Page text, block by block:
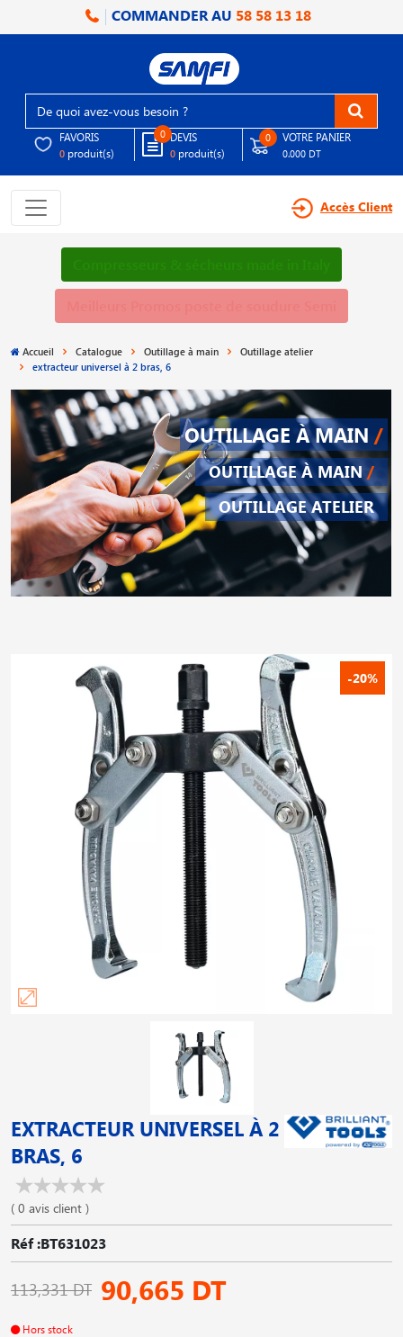
COMMANDER AU 58 58 13 18
FAVORIS
0 produit(s)
0 DEVIS
0 produit(s)
0 VOTRE PANIER
0.000 DT
Accès Client
Accueil Catalogue Outillage à main
Outillage atelier
extracteur universel à 2 bras, 6
OUTILLAGE À MAIN /
OUTILLAGE À MAIN /
OUTILLAGE ATELIER
-20%
EXTRACTEUR UNIVERSEL À 2
BRAS, 6
( 0 avis client )
Réf :BT631023
113,331 DT 90,665 DT
Hors stock